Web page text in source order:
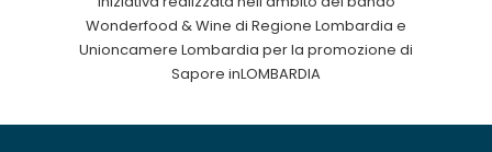
Wonderfood & Wine di Regione Lombardia e
Unioncamere Lombardia per la promozione di
Sapore inLOMBARDIA